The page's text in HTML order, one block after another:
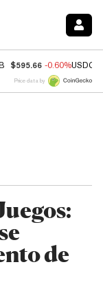
$595.66 -0.60%USDC
Price data by
de